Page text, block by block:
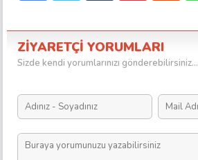
ZİYARETÇİ YORUMLARI
Sizde kendi yorumlarınızı gönderebilirsiniz...